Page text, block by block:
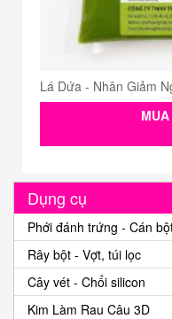
Lá Dứa - Nhân Giảm
Dụng cụ
Phới đánh trứng - Cán
Rây bột - Vợt, túi lọc
Cây vét - Chổi silicon
Kim Làm Rau Câu 3D